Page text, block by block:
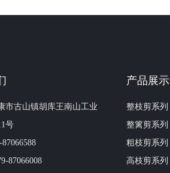
市古山镇胡库王南山工业
号
87066008
产品展示
整枝剪系列
整篱剪系列
粗枝剪系列
高枝剪系列